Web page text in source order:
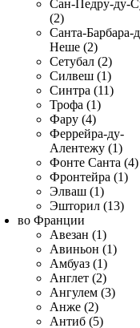
Сан-Педру-ду-
(2)
Санта-Барбара-
Неше (2)
Сетубал (2)
Силвеш (1)
Синтра (11)
Трофа (1)
Фару (4)
Феррейра-ду-
Алентежу (1)
Фонте Санта (4)
Фронтейра (1)
Элваш (1)
Эшторил (13)
во Франции
Авезан (1)
Авиньон (1)
Амбуаз (1)
Англет (2)
Ангулем (3)
Анже (2)
Антиб (5)